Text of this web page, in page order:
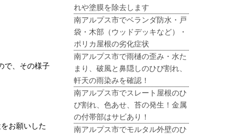
で、その様子
お願いした
れや塗膜を除去します
南アルプス市でベランダ防水・戸
袋・木部（ウッドデッキなど）・
ポリカ屋根の劣化症状
南アルプス市で雨樋の歪み・水た
まり、破風と鼻隠しのひび割れ、
軒天の雨染みを確認！
南アルプス市でスレート屋根のひ
び割れ、色あせ、苔の発生！金属
の付帯部はサビあり！
南アルプス市でモルタル外壁のひ